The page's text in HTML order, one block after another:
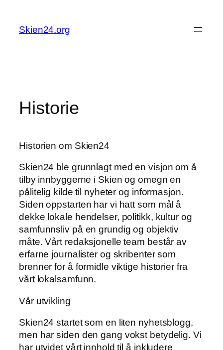
content
Skien24.org
Historie
Historien om Skien24
Skien24 ble grunnlagt med en visjon om å
tilby innbyggerne i Skien og omegn en
pålitelig kilde til nyheter og informasjon.
Siden oppstarten har vi hatt som mål å
dekke lokale hendelser, politikk, kultur og
samfunnsliv på en grundig og objektiv
måte. Vårt redaksjonelle team består av
erfarne journalister og skribenter som
brenner for å formidle viktige historier fra
vårt lokalsamfunn.
Vår utvikling
Skien24 startet som en liten nyhetsblogg,
men har siden den gang vokst betydelig. Vi
har utvidet vårt innhold til å inkludere